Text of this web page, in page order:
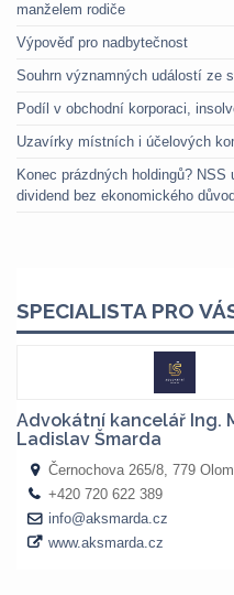
manželem rodiče
Výpověď pro nadbytečnost
Souhrn významných událostí ze
Podíl v obchodní korporaci,
Uzavírky místních i účelových
Konec prázdných holdingů?
dividend bez ekonomického